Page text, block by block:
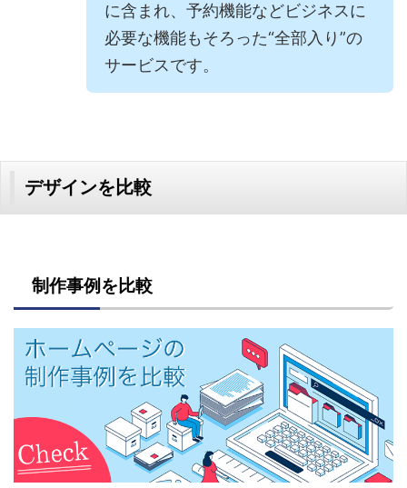
に含まれ、予約機能などビジネスに
必要な機能もそろった“全部入り”の
サービスです。
デザインを比較
制作事例を比較